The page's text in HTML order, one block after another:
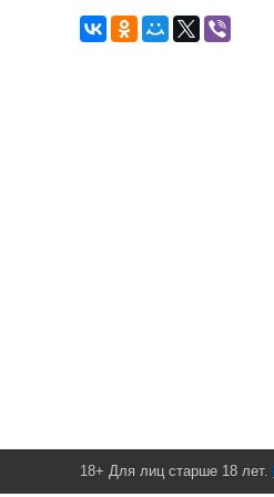
18+ Для лиц старше 18 лет.